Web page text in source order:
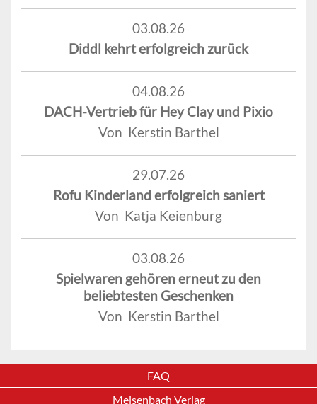
03.08.26
Diddl kehrt erfolgreich zurück
04.08.26
DACH-Vertrieb für Hey Clay und Pixio
Von Kerstin Barthel
29.07.26
Rofu Kinderland erfolgreich saniert
Von Katja Keienburg
03.08.26
Spielwaren gehören erneut zu den
beliebtesten Geschenken
Von Kerstin Barthel
FAQ
Meisenbach Verlag